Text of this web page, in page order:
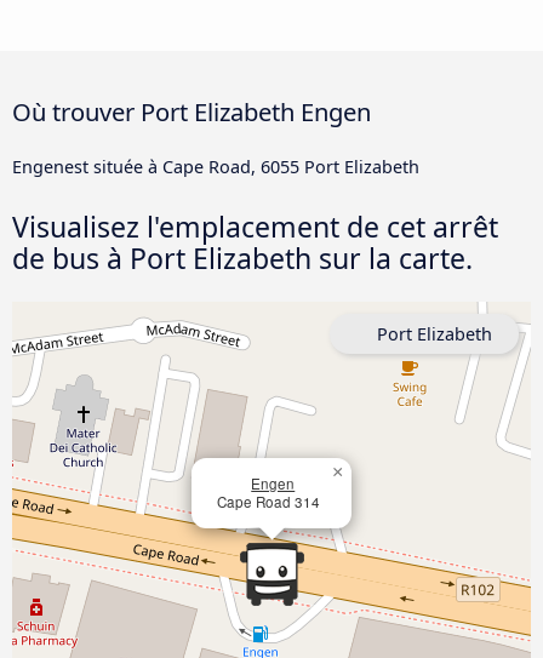
Où trouver Port Elizabeth Engen
Engenest située à Cape Road, 6055 Port Elizabeth
Visualisez l'emplacement de cet arrêt
de bus à Port Elizabeth sur la carte.
Engen
Cape Road 314
×
Port Elizabeth